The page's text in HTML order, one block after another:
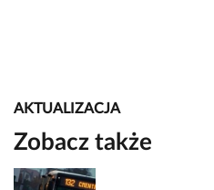
AKTUALIZACJA
Zobacz także